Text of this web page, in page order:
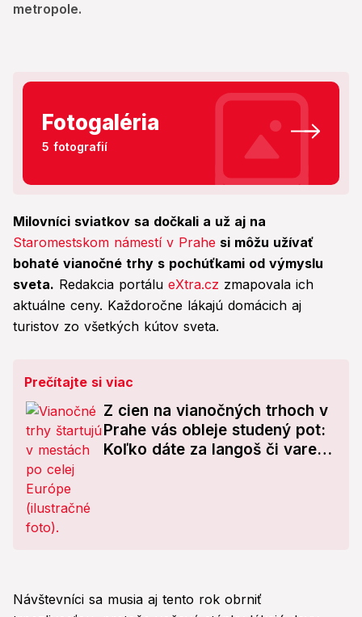
metropole.
Fotogaléria
5 fotografií
Milovníci sviatkov sa dočkali a už aj na
Staromestskom námestí v Prahe si môžu užívať
bohaté vianočné trhy s pochúťkami od výmyslu
sveta. Redakcia portálu eXtra.cz zmapovala ich
aktuálne ceny. Každoročne lákajú domácich aj
turistov zo všetkých kútov sveta.
Prečítajte si viac
Z cien na vianočných trhoch v
Prahe vás obleje studený pot:
Koľko dáte za langoš či varené
Návštevníci sa musia aj tento rok obrniť